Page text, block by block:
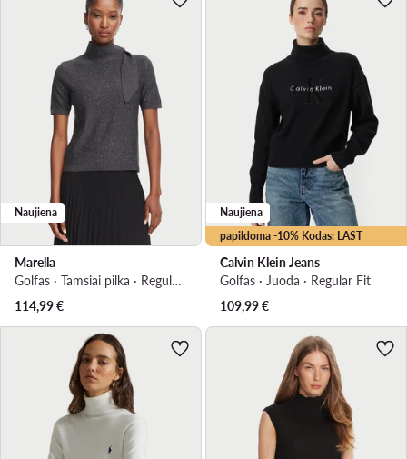
Naujiena
Marella
Golfas · Tamsiai pilka · Regular Fit
114,99€
papildoma -10% Kodas: LAST
Naujiena
Calvin Klein Jeans
Golfas · Juoda · Regular Fit
109,99€